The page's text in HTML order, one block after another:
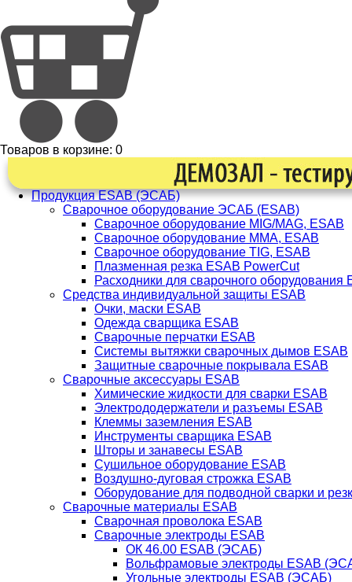
Товаров в корзине: 0
Продукция ESAB (ЭСАБ)
Сварочное оборудование ЭСАБ (ESAB)
Сварочное оборудование MIG/MAG, ESAB
Сварочное оборудование ММА, ESAB
Сварочное оборудование TIG, ESAB
Плазменная резка ESAB PowerCut
Расходники для сварочного оборудования
Средства индивидуальной защиты ESAB
Очки, маски ESAB
Одежда сварщика ESAB
Сварочные перчатки ESAB
Системы вытяжки сварочных дымов ESAB
Защитные сварочные покрывала ESAB
Сварочные аксессуары ESAB
Химические жидкости для сварки ESAB
Электрододержатели и разъемы ESAB
Клеммы заземления ESAB
Инструменты сварщика ESAB
Шторы и занавесы ESAB
Сушильное оборудование ESAB
Воздушно-дуговая строжка ESAB
Оборудование для подводной сварки и
Сварочные материалы ESAB
Сварочная проволока ESAB
Сварочные электроды ESAB
ОК 46.00 ESAB (ЭСАБ)
Вольфрамовые электроды ESAB
Угольные электроды ESAB (ЭСАБ)